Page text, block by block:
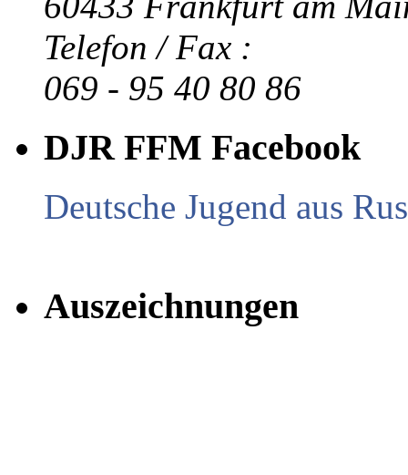
Telefon / Fax :
069 - 95 40 80 86
DJR FFM Facebook
Deutsche Jugend aus
Auszeichnungen